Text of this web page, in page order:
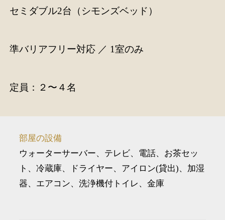
セミダブル2台（シモンズベッド）
準バリアフリー対応 ／ 1室のみ
定員：２〜４名
部屋の設備
ウォーターサーバー、テレビ、電話、お茶セッ
ト、冷蔵庫、ドライヤー、アイロン(貸出)、加湿
器、エアコン、洗浄機付トイレ、金庫